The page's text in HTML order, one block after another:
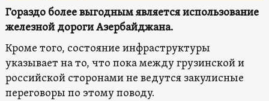
Гораздо более выгодным является использование
железной дороги Азербайджана.
Кроме того, состояние инфраструктуры
указывает на то, что пока между грузинской и
российской сторонами не ведутся закулисные
переговоры по этому поводу.